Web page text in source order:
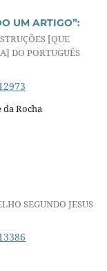
UM ARTIGO”:
[QUE
DO PORTUGUÊS
Rocha
SEGUNDO JESUS